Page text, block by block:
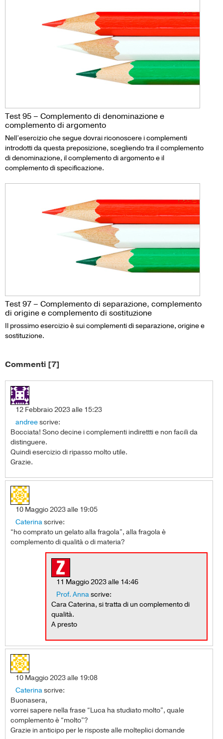
Test 95 – Complemento di denominazione e
complemento di argomento
Nell’esercizio che segue dovrai riconoscere i complementi
introdotti da questa preposizione, scegliendo tra il complemento
di denominazione, il complemento di argomento e il
complemento di specificazione.
Test 97 – Complemento di separazione, complemento
di origine e complemento di sostituzione
Il prossimo esercizio è sui complementi di separazione, origine e
sostituzione.
Commenti [7]
12 Febbraio 2023 alle 15:23
andreescrive:
Bocciata! Sono decine i complementi indirettti e non facili da
distinguere.
Quindi esercizio di ripasso molto utile.
Grazie.
10 Maggio 2023 alle 19:05
Caterinascrive:
“ho comprato un gelato alla fragola”, alla fragola è
complemento di qualità o di materia?
11 Maggio 2023 alle 14:46
Prof. Annascrive:
Cara Caterina, si tratta di un complemento di
qualità.
A presto
10 Maggio 2023 alle 19:08
Caterinascrive:
Buonasera,
vorrei sapere nella frase “Luca ha studiato molto”, quale
complemento è “molto”?
Grazie in anticipo per le risposte alle molteplici domande